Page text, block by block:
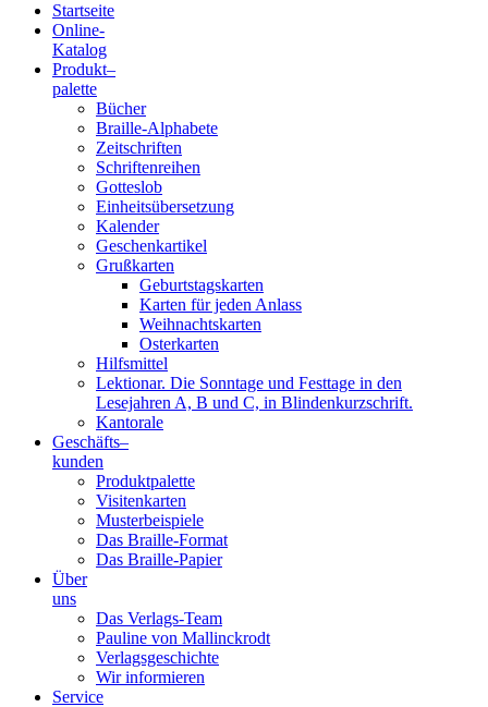
Blindenschrift-
Verlag
Druckerei
gGmbH
Startseite
Online-
Katalog
Produkt–
palette
Bücher
Braille-Alphabete
Zeitschriften
Schriftenreihen
Gotteslob
Einheitsübersetzung
Kalender
Geschenkartikel
Grußkarten
Geburtstagskarten
Karten für jeden Anlass
Weihnachtskarten
Osterkarten
Hilfsmittel
Lektionar. Die Sonntage und Festtage in den
Lesejahren A, B und C, in Blindenkurzschrift.
Kantorale
Geschäfts­–
kunden
Produktpalette
Visitenkarten
Musterbeispiele
Das Braille-Format
Das Braille-Papier
Über
uns
Das Verlags-Team
Pauline von Mallinckrodt
Verlagsgeschichte
Wir informieren
Service